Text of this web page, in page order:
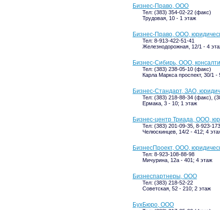
Бизнес-Право, ООО
Тел: (383) 354-02-22 (факс)
Трудовая, 10 - 1 этаж
Бизнес-Право, ООО,
Тел: 8-913-422-51-41
Железнодорожная, 12/1 - 4
Бизнес-Сибирь, ООО,
Тел: (383) 238-05-10 (факс)
Карла Маркса проспект, 30/1 -
Бизнес-Стандарт, ЗАО,
Тел: (383) 218-88-34 (факс),
Ермака, 3 - 10; 1 этаж
Бизнес-центр Триада, ООО,
Тел: (383) 201-09-35, 8-923-
Челюскинцев, 14/2 - 412; 4
БизнесПроект, ООО,
Тел: 8-923-108-88-98
Мичурина, 12а - 401; 4 этаж
Бизнеспартнеры, ООО
Тел: (383) 218-52-22
Советская, 52 - 210; 2 этаж
БухБюро, ООО